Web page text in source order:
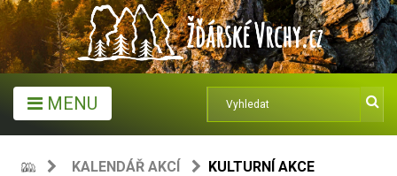
MENU
KALENDÁŘ AKCÍ KULTURNÍ AKCE